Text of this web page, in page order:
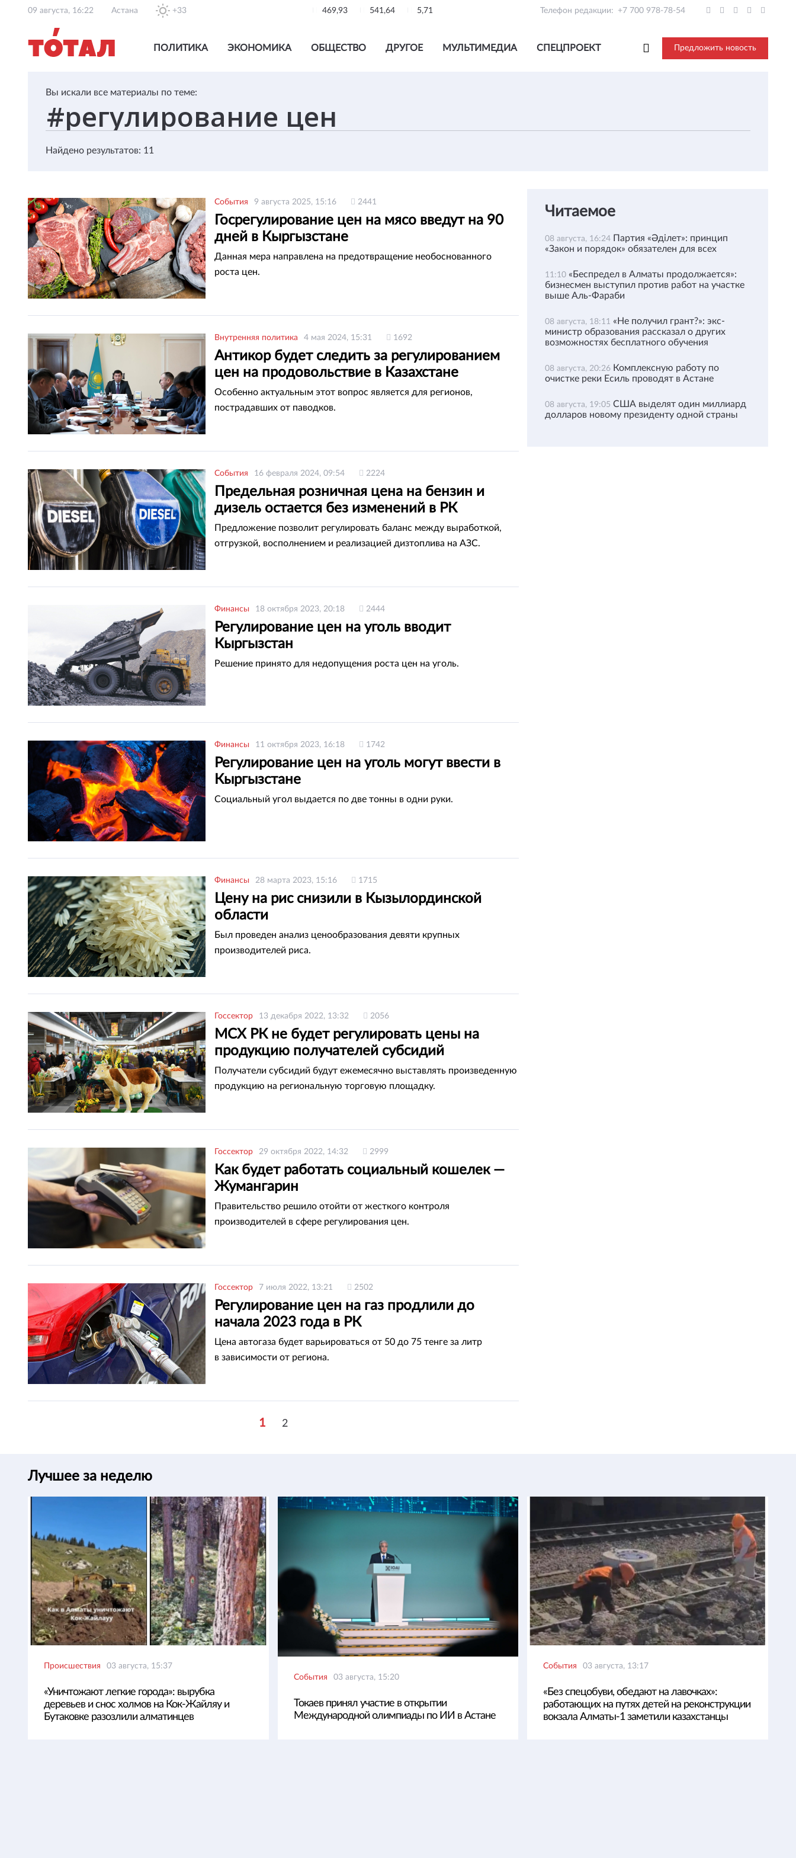
09 августа, 16:22 Астана +33 469,93 541,64 5,71 Телефон редакции: +7 700 978-78-54
ПОЛИТИКА ЭКОНОМИКА ОБЩЕСТВО ДРУГОЕ МУЛЬТИМЕДИА СПЕЦПРОЕКТ Предложить новость
Вы искали все материалы по теме:
Найдено результатов: 11
События 9 августа 2025, 15:16 2441
Госрегулирование цен на мясо введут на 90
дней в Кыргызстане
Данная мера направлена на предотвращение необоснованного
роста цен.
Внутренняя политика 4 мая 2024, 15:31 1692
Антикор будет следить за регулированием
цен на продовольствие в Казахстане
Особенно актуальным этот вопрос является для регионов,
пострадавших от паводков.
События 16 февраля 2024, 09:54 2224
Предельная розничная цена на бензин и
дизель остается без изменений в РК
Предложение позволит регулировать баланс между выработкой,
отгрузкой, восполнением и реализацией дизтоплива на АЗС.
Финансы 18 октября 2023, 20:18 2444
Регулирование цен на уголь вводит
Кыргызстан
Решение принято для недопущения роста цен на уголь.
Финансы 11 октября 2023, 16:18 1742
Регулирование цен на уголь могут ввести в
Кыргызстане
Социальный угол выдается по две тонны в одни руки.
Финансы 28 марта 2023, 15:16 1715
Цену на рис снизили в Кызылординской
области
Был проведен анализ ценообразования девяти крупных
производителей риса.
Госсектор 13 декабря 2022, 13:32 2056
МСХ РК не будет регулировать цены на
продукцию получателей субсидий
Получатели субсидий будут ежемесячно выставлять произведенную
продукцию на региональную торговую площадку.
Госсектор 29 октября 2022, 14:32 2999
Как будет работать социальный кошелек —
Жумангарин
Правительство решило отойти от жесткого контроля
производителей в сфере регулирования цен.
Госсектор 7 июля 2022, 13:21 2502
Регулирование цен на газ продлили до
начала 2023 года в РК
Цена автогаза будет варьироваться от 50 до 75 тенге за литр
в зависимости от региона.
1 2
Читаемое
08 августа, 16:24 Партия «Әділет»: принцип
«Закон и порядок» обязателен для всех
11:10 «Беспредел в Алматы продолжается»:
бизнесмен выступил против работ на участке
выше Аль-Фараби
08 августа, 18:11 «Не получил грант?»: экс-
министр образования рассказал о других
возможностях бесплатного обучения
08 августа, 20:26 Комплексную работу по
очистке реки Есиль проводят в Астане
08 августа, 19:05 США выделят один миллиард
долларов новому президенту одной страны
Лучшее за неделю
Происшествия 03 августа, 15:37
«Уничтожают легкие города»: вырубка
деревьев и снос холмов на Кок-Жайляу и
Бутаковке разозлили алматинцев
События 03 августа, 15:20
Токаев принял участие в открытии
Международной олимпиады по ИИ в Астане
События 03 августа, 13:17
«Без спецобуви, обедают на лавочках»:
работающих на путях детей на реконструкции
вокзала Алматы-1 заметили казахстанцы